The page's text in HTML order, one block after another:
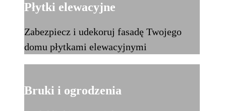
Płytki elewacyjne
Zabezpiecz i udekoruj fasadę Twojego
domu płytkami elewacyjnymi
Bruki i ogrodzenia